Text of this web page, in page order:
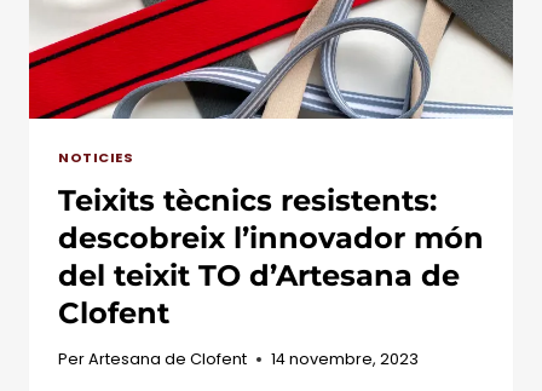
QUALITAT
NOTICIES
Teixits tècnics resistents:
descobreix l’innovador món
del teixit TO d’Artesana de
Clofent
PerArtesana de Clofent 14 novembre, 2023